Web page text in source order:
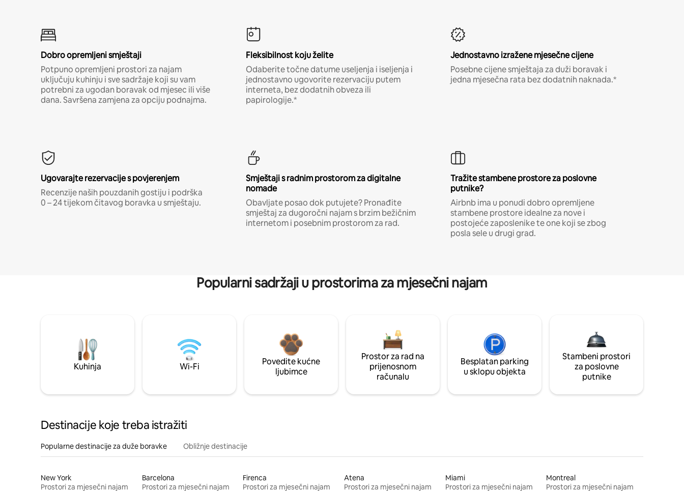
Dobro opremljeni smještaji
Potpuno opremljeni prostori za najam
uključuju kuhinju i sve sadržaje koji su vam
potrebni za ugodan boravak od mjesec ili više
dana. Savršena zamjena za opciju podnajma.
Fleksibilnost koju želite
Odaberite točne datume useljenja i iseljenja i
jednostavno ugovorite rezervaciju putem
interneta, bez dodatnih obveza ili
papirologije.*
Jednostavno izražene mjesečne cijene
Posebne cijene smještaja za duži boravak i
jedna mjesečna rata bez dodatnih naknada.*
Ugovarajte rezervacije s povjerenjem
Recenzije naših pouzdanih gostiju i podrška
0 – 24 tijekom čitavog boravka u smještaju.
Smještaji s radnim prostorom za digitalne
nomade
Obavljate posao dok putujete? Pronađite
smještaj za dugoročni najam s brzim bežičnim
internetom i posebnim prostorom za rad.
Tražite stambene prostore za poslovne
putnike?
Airbnb ima u ponudi dobro opremljene
stambene prostore idealne za nove i
postojeće zaposlenike te one koji se zbog
posla sele u drugi grad.
Popularni sadržaji u prostorima za mjesečni najam
Kuhinja Wi-Fi
Povedite kućne
ljubimce
Prostor za rad na
prijenosnom
računalu
Besplatan parking
u sklopu objekta
Stambeni prostori
za poslovne
putnike
Destinacije koje treba istražiti
Popularne destinacije za duže boravke Obližnje destinacije
New York
Prostori za mjesečni najam
Barcelona
Prostori za mjesečni najam
Firenca
Prostori za mjesečni najam
Atena
Prostori za mjesečni najam
Miami
Prostori za mjesečni najam
Montreal
Prostori za mjesečni najam